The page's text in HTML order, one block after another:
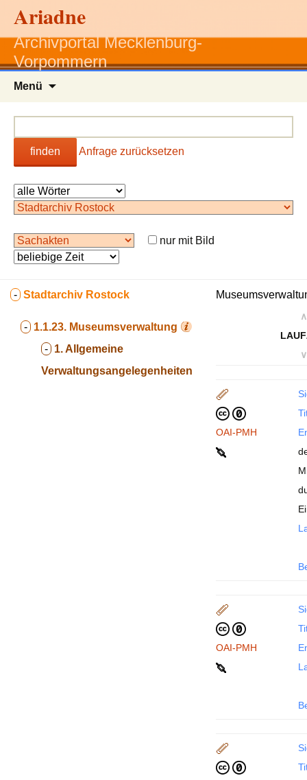
Ariadne
Archivportal Mecklenburg-
Vorpommern
Menü
finden Anfrage zurücksetzen
nur mit Bild
- Stadtarchiv Rostock
- 1.1.23. Museumsverwaltung
- 1. Allgemeine
Verwaltungsangelegenheiten
∧
∨
OAI-PMH
OAI-PMH